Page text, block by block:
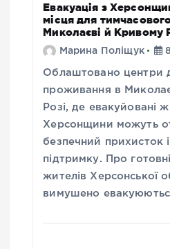
Евакуація з
місця для
Миколаєві й Кривому
Марина Поліщук
Облаштовано центри
проживання в
Розі, де евакуйовані
Херсонщини можуть
безпечний прихисток
підтримку. Про
жителів Херсонської
вимушено